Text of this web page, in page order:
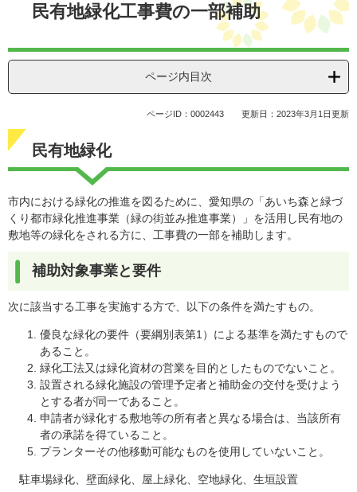
民有地緑化工事費の一部補助
ページ内目次
ページID：0002443 更新日：2023年3月1日更新
民有地緑化
市内における緑化の推進を図るために、愛知県の「あいち森と緑づ
くり都市緑化推進事業（緑の街並み推進事業）」を活用し民有地の
敷地等の緑化をされる方に、工事費の一部を補助します。
補助対象事業と要件
次に該当する工事を実施する方で、以下の条件を満たすもの。
優良な緑化の要件（要綱別表第1）による基準を満たすもので
あること。
緑化工法又は緑化資材の営業を目的としたものでないこと。
設置される緑化施設の管理予定者と補助金の交付を受けよう
とする者が同一であること。
申請者が緑化する敷地等の所有者と異なる場合は、当該所有
者の承諾を得ていること。
プランターその他移動可能なものを使用していないこと。
駐車場緑化、壁面緑化、屋上緑化、空地緑化、生垣設置